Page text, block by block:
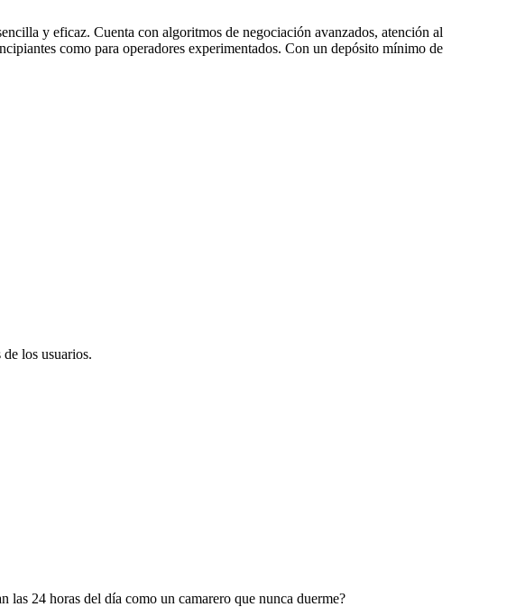
y eficaz. Cuenta con algoritmos de negociación avanzados, atención al
como para operadores experimentados. Con un depósito mínimo de
los usuarios.
las 24 horas del día como un camarero que nunca duerme?